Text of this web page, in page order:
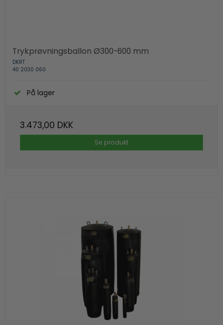
Trykprøvningsballon Ø300-600 mm
DKRT
40 2030 060
På lager
3.473,00 DKK
Se produkt